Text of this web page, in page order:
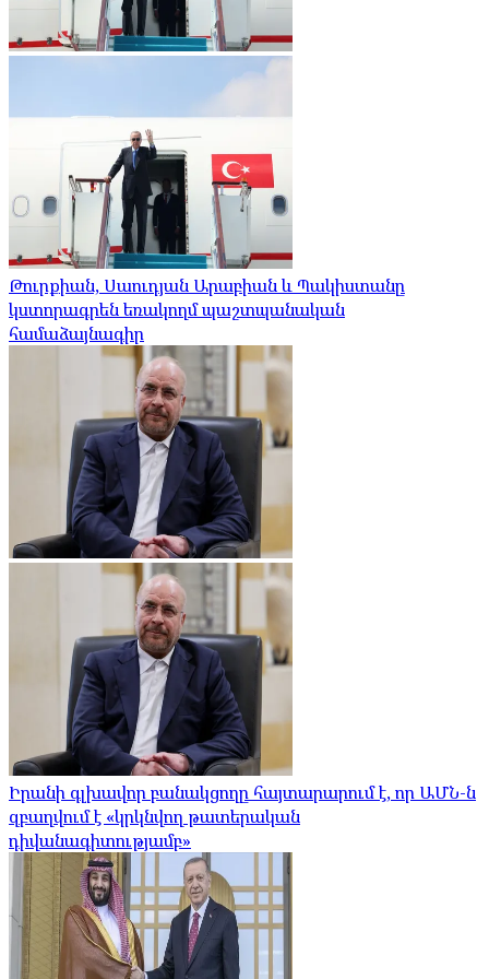
Թուրքիան, Սաուդյան Արաբիան և Պակիստանը
կստորագրեն եռակողմ պաշտպանական
համաձայնագիր
Իրանի գլխավոր բանակցողը հայտարարում է, որ ԱՄՆ-ն
զբաղվում է «կրկնվող թատերական
դիվանագիտությամբ»